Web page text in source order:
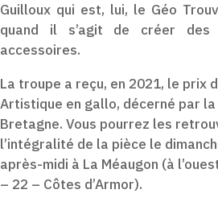
Guilloux qui est, lui, le Géo
quand il s’agit de créer
accessoires.
La troupe a reçu, en 2021, le prix
Artistique en gallo, décerné par la
Bretagne. Vous pourrez les
l’intégralité de la pièce le
après-midi à La Méaugon (à
– 22 – Côtes d’Armor).